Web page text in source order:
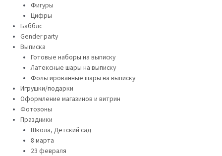
Фигуры
Цифры
Бабблс
Gender party
Выписка
Готовые наборы на выписку
Латексные шары на выписку
Фольгированные шары на выписку
Игрушки/подарки
Оформление магазинов и витрин
Фотозоны
Праздники
Школа, Детский сад
8 марта
23 февраля